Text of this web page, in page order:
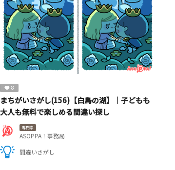
8
まちがいさがし(156)【白鳥の湖】｜子どもも
大人も無料で楽しめる間違い探し
専門家
ASOPPA！事務局
間違いさがし